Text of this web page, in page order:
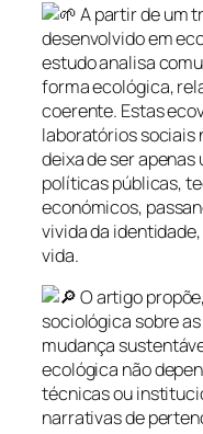
A partir de um
desenvolvido em
estudo analisa
forma ecológica,
coerente. Estas
laboratórios sociais
deixa de ser
políticas públicas,
económicos,
vivida da
vida.
O artigo
sociológica sobre
mudança
ecológica não
técnicas ou
narrativas de